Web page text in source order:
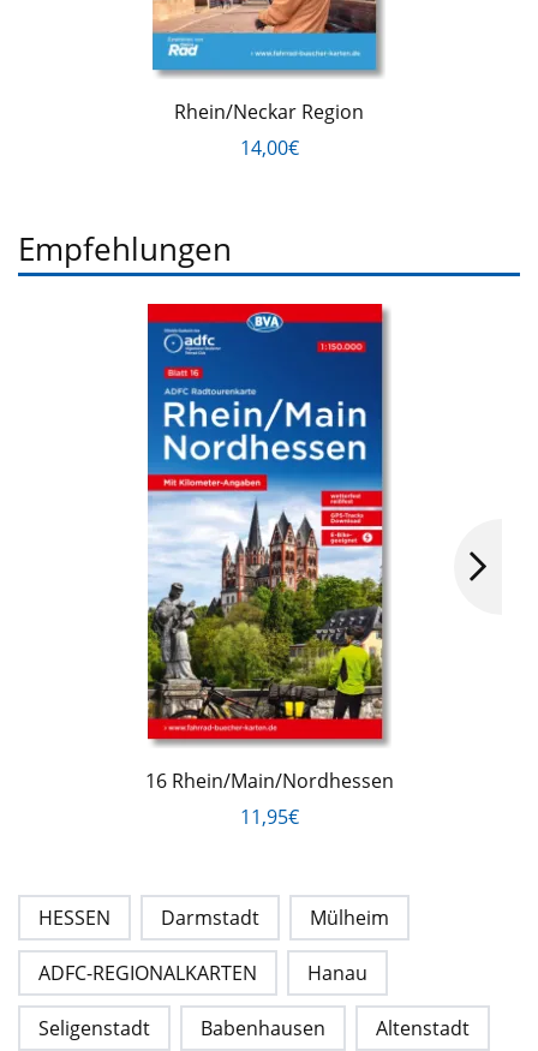
Rhein/Neckar Region
14,00€
Empfehlungen
16 Rhein/Main/Nordhessen
11,95€
HESSEN Darmstadt Mülheim
ADFC-REGIONALKARTEN Hanau
Seligenstadt Babenhausen Altenstadt